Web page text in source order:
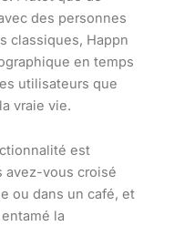
des personnes
classiques, Happn
en temps
utilisateurs que
vraie vie.
est
avez-vous croisé
ou dans un café, et
la